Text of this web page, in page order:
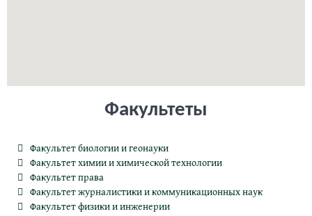
Факультеты
Факультет биологии и геонауки
Факультет химии и химической технологии
Факультет права
Факультет журналистики и коммуникационных наук
Факультет физики и инженерии